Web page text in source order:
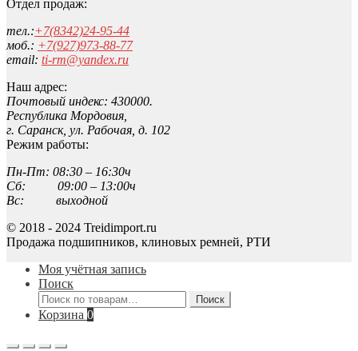
Отдел продаж:
тел.:+7(8342)24-95-44
моб.: +7(927)973-88-77
email: ti-rm@yandex.ru
Наш адрес:
Почтовый индекс: 430000.
Республика Мордовия,
г. Саранск, ул. Рабочая, д. 102
Режим работы:
Пн-Пт: 08:30 – 16:30ч
Сб: 09:00 – 13:00ч
Вс: выходной
© 2018 - 2024 Treidimport.ru
Продажа подшипников, клиновых ремней, РТИ
Моя учётная запись
Поиск
Искать:
Поиск
Корзина 0